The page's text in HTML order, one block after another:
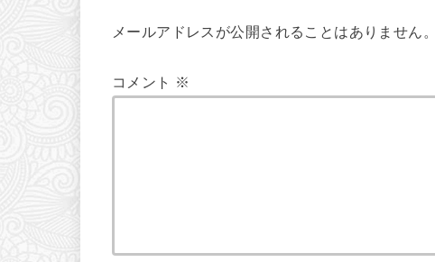
メールアドレスが公開されることはありません。
コメント ※